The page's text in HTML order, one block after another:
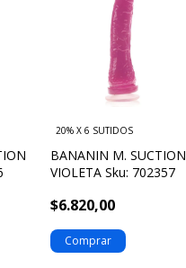
BANANIN M. SUCTION
VIOLETA Sku: 702357
$6.820,00
20% X 6 SUTIDOS